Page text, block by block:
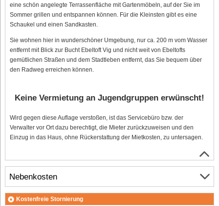
eine schön angelegte Terrassenfläche mit Gartenmöbeln, auf der Sie im
Sommer grillen und entspannen können. Für die Kleinsten gibt es eine
Schaukel und einen Sandkasten.
Sie wohnen hier in wunderschöner Umgebung, nur ca. 200 m vom Wasser
entfernt mit Blick zur Bucht Ebeltoft Vig und nicht weit von Ebeltofts
gemütlichen Straßen und dem Stadtleben entfernt, das Sie bequem über
den Radweg erreichen können.
Keine Vermietung an Jugendgruppen erwünscht!
Wird gegen diese Auflage verstoßen, ist das Servicebüro bzw. der
Verwalter vor Ort dazu berechtigt, die Mieter zurückzuweisen und den
Einzug in das Haus, ohne Rückerstattung der Mietkosten, zu untersagen.
Nebenkosten
Kostenfreie Stornierung